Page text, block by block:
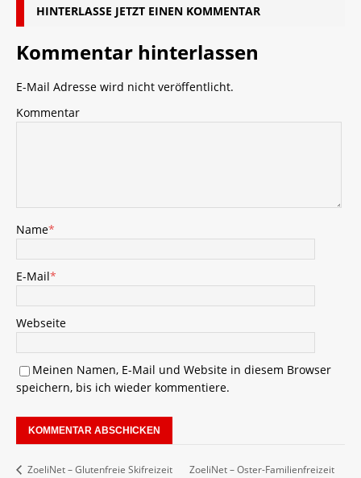
HINTERLASSE JETZT EINEN KOMMENTAR
Kommentar hinterlassen
E-Mail Adresse wird nicht veröffentlicht.
Kommentar
Name*
E-Mail*
Webseite
Meinen Namen, E-Mail und Website in diesem Browser
speichern, bis ich wieder kommentiere.
ZoeliNet – Glutenfreie Skifreizeit
ZoeliNet – Oster-Familienfreizeit